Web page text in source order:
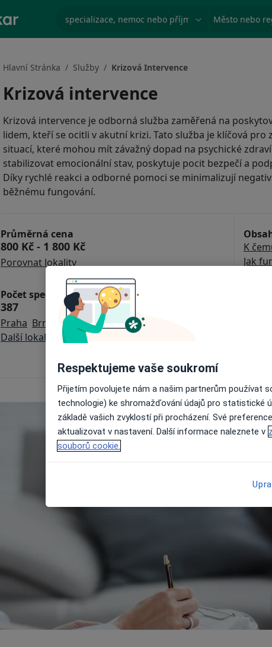
specializace, nemoc nebo příjmení Město nebo
Hlavní Stránka Služby Krizová Intervence
Krizová intervence
Krizová intervence je odborná služba zaměřená na
lidem, kteří se ocitli v akutní krizi. Tato služba je klíčová
situací, které mohou mít závažný dopad na psychické
stabilizovat emocionální stav, poskytuje pocit bezpečí a
Díky rychlé reakci a odborné pomoci se minimalizují
běžnému fungování.
Průměrná cena
800 Kč - 1 800 Kč
Porovnat lokality
Počet specialistů a pracovišť
387
Praha Brno České Budějovice Olomouc
Další lokality
K
Jak
Respektujeme vaše soukromí
Přijetím povolujete nám a našim partnerům používat
technologie) ke shromažďování údajů pro statistické
základě vašich zvyklostí při procházení. Své
aktualizovat v nastavení. Další informace naleznete v
souborů cookie.